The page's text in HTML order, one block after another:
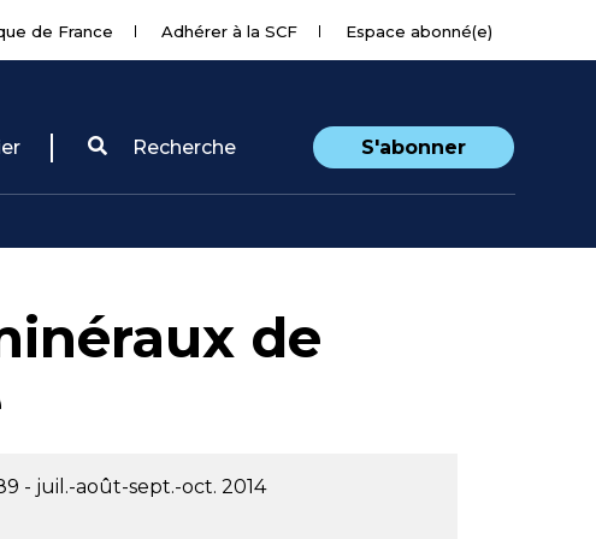
de France Adhérer à la SCF Espace abonné(e)
Recherche S'abonner
de
- juil.-août-sept.-oct. 2014